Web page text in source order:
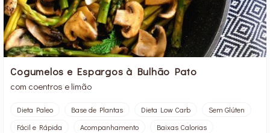
Cogumelos e Espargos à Bulhão Pato
com coentros e limão
Dieta Paleo Base de Plantas Dieta Low Carb
Sem Glúten
Fácil e Rápida
Acompanhamento
Baixas Calorias